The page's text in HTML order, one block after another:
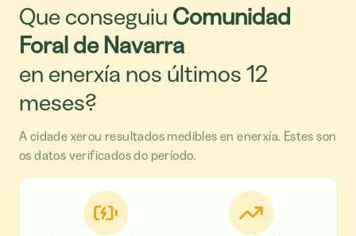
Que conseguiu Comunidad
Foral de Navarra
en enerxía nos últimos 12
meses?
A cidade xerou resultados medibles en enerxía. Estes son
os datos verificados do período.